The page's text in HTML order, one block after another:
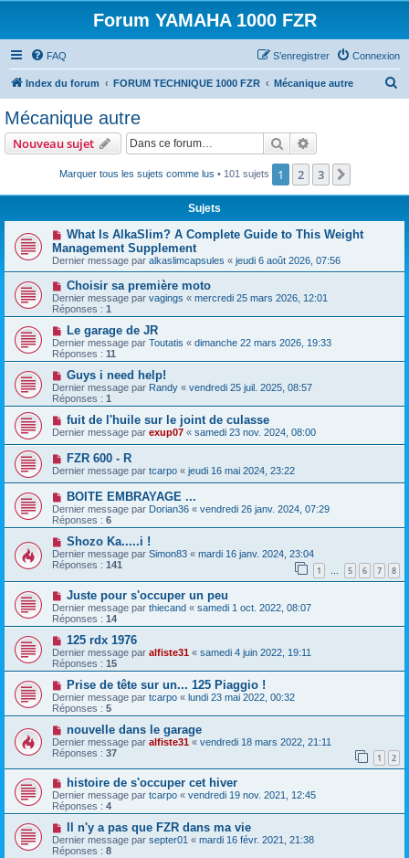
Forum YAMAHA 1000 FZR
FAQ Connexion
S’enregistrer
Index du forum FORUM TECHNIQUE 1000 FZR Mécanique autre
Mécanique autre
Nouveau sujet Rechercher
Marquer tous les sujets comme lus • 101 sujets 1 2 3
Sujets
What Is AlkaSlim? A Complete Guide to This Weight
Management Supplement
Dernier message par alkaslimcapsules « jeudi 6 août 2026, 07:56
Choisir sa première moto
Dernier message par vagings « mercredi 25 mars 2026, 12:01
Réponses : 1
Le garage de JR
Dernier message par Toutatis « dimanche 22 mars 2026, 19:33
Réponses : 11
Guys i need help!
Dernier message par Randy « vendredi 25 juil. 2025, 08:57
Réponses : 1
fuit de l'huile sur le joint de culasse
Dernier message par exup07 « samedi 23 nov. 2024, 08:00
FZR 600 - R
Dernier message par tcarpo « jeudi 16 mai 2024, 23:22
BOITE EMBRAYAGE ...
Dernier message par Dorian36 « vendredi 26 janv. 2024, 07:29
Réponses : 6
Shozo Ka.....i !
Dernier message par Simon83 « mardi 16 janv. 2024, 23:04
Réponses : 141 1 … 5 6 7 8
Juste pour s'occuper un peu
Dernier message par thiecand « samedi 1 oct. 2022, 08:07
Réponses : 14
125 rdx 1976
Dernier message par alfiste31 « samedi 4 juin 2022, 19:11
Réponses : 15
Prise de tête sur un... 125 Piaggio !
Dernier message par tcarpo « lundi 23 mai 2022, 00:32
Réponses : 5
nouvelle dans le garage
Dernier message par alfiste31 « vendredi 18 mars 2022, 21:11
Réponses : 37 1 2
histoire de s'occuper cet hiver
Dernier message par tcarpo « vendredi 19 nov. 2021, 12:45
Réponses : 4
Il n'y a pas que FZR dans ma vie
Dernier message par septer01 « mardi 16 févr. 2021, 21:38
Réponses : 8